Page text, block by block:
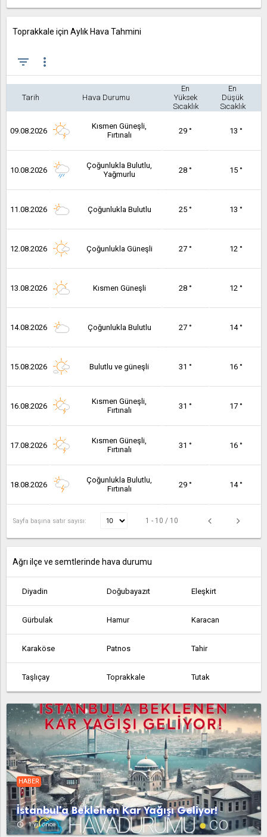
Toprakkale için Aylık Hava Tahmini
filter_list more_vert
Tarih Hava Durumu
En
Yüksek
Sıcaklık
En
Düşük
Sıcaklık
09.08.2026
Kısmen Güneşli,
Fırtınalı
29 ° 13 °
10.08.2026
Çoğunlukla Bulutlu,
Yağmurlu
28 ° 15 °
11.08.2026 Çoğunlukla Bulutlu 25 ° 13 °
12.08.2026 Çoğunlukla Güneşli 27 ° 12 °
13.08.2026 Kısmen Güneşli 28 ° 12 °
14.08.2026 Çoğunlukla Bulutlu 27 ° 14 °
15.08.2026 Bulutlu ve güneşli 31 ° 16 °
16.08.2026
Kısmen Güneşli,
Fırtınalı
31 ° 17 °
17.08.2026
Kısmen Güneşli,
Fırtınalı
31 ° 16 °
18.08.2026
Çoğunlukla Bulutlu,
Fırtınalı
29 ° 14 °
Sayfa başına satır sayısı: 1 - 10 / 10
Ağrı ilçe ve semtlerinde hava durumu
Diyadin Doğubayazıt Eleşkirt
Gürbulak Hamur Karacan
Karaköse Patnos Tahir
Taşlıçay Toprakkale Tutak
HABER
İstanbul'a Beklenen Kar Yağışı Geliyor!
access_time 1 yıl önce